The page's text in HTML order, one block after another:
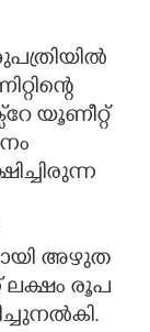
യൂണീറ്റ്
അഴുത
ലക്ഷം രൂപ